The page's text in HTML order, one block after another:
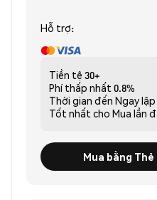
Hỗ trợ:
Tiền tệ 30+
Phí thấp nhất 0.8%
Thời gian đến Ngay
Tốt nhất cho Mua lần
Mua bằng